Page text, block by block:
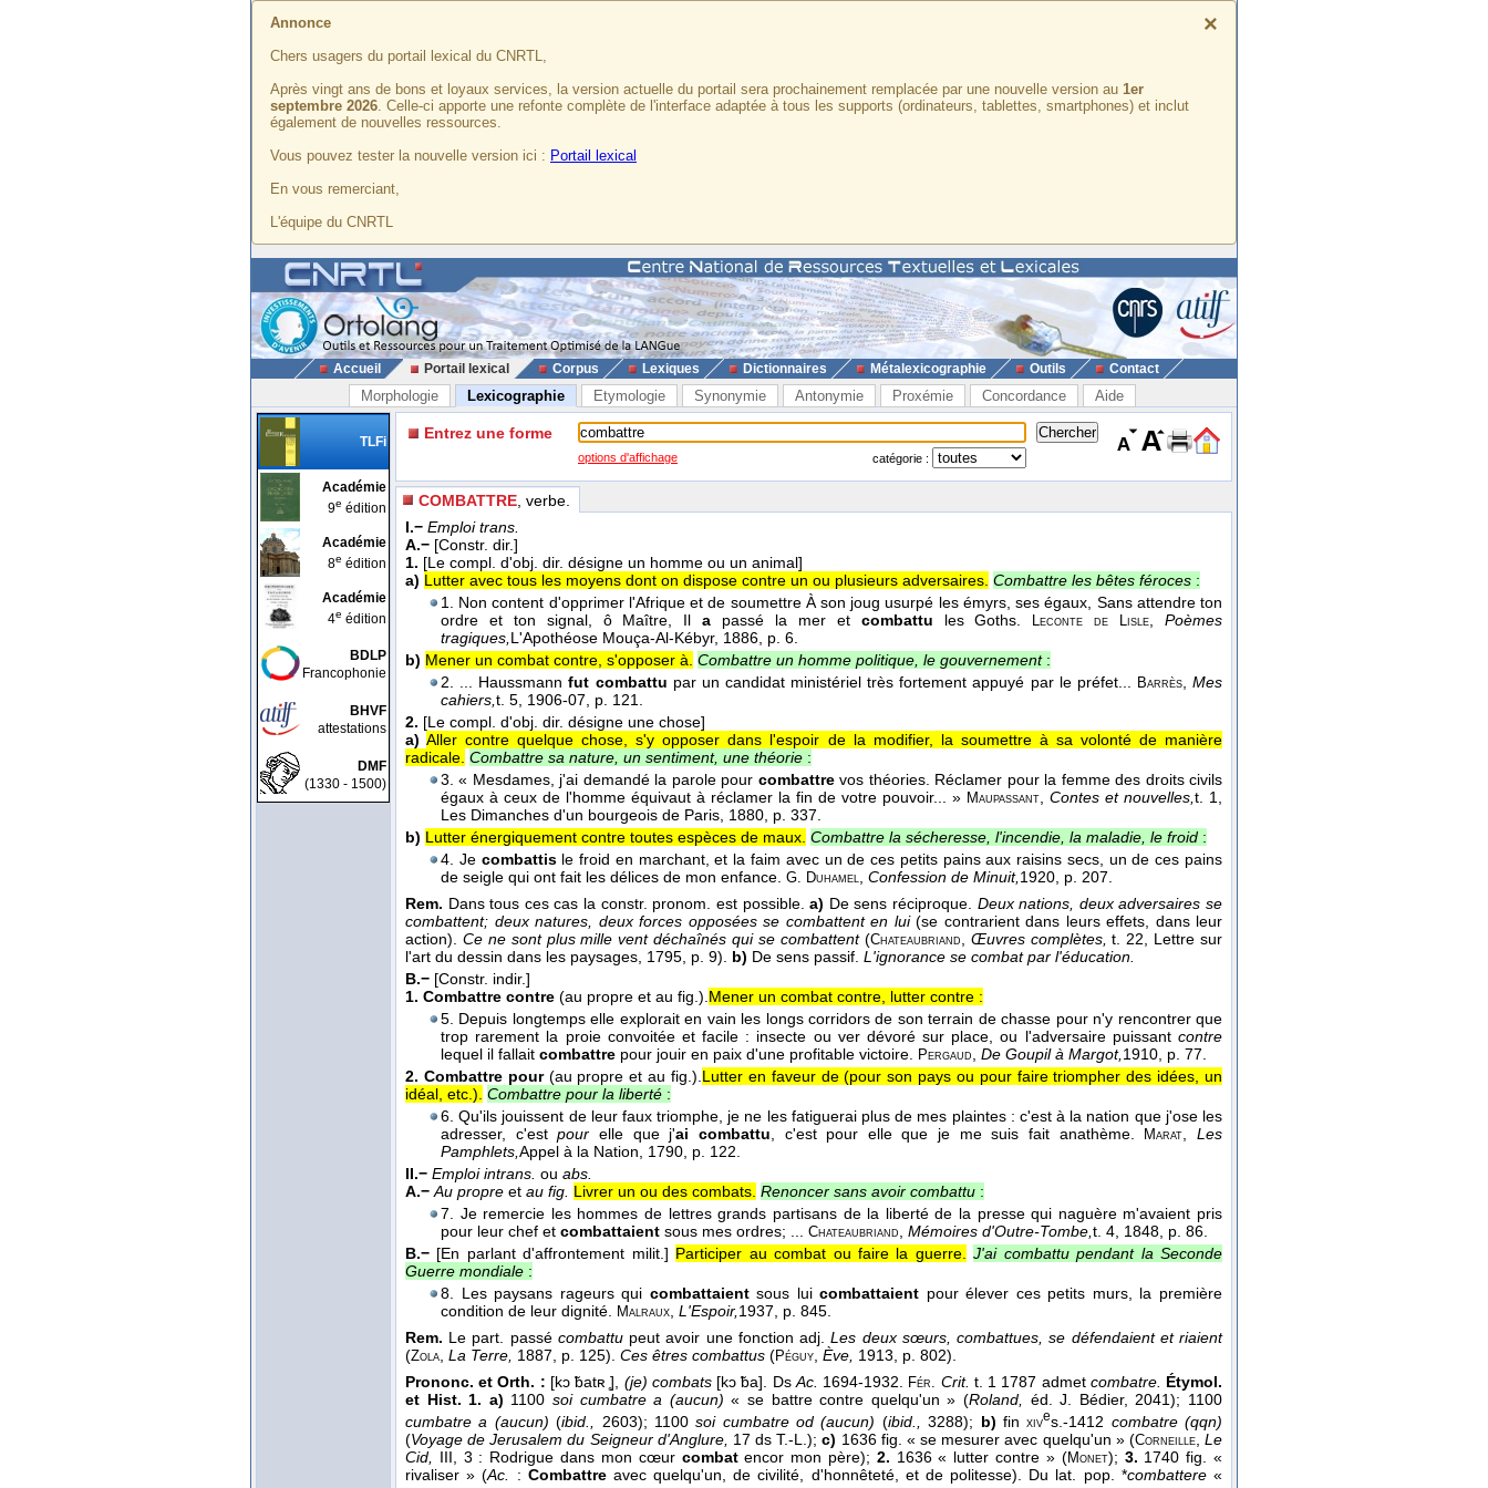
×
Annonce
Chers usagers du portail lexical du CNRTL,
Après vingt ans de bons et loyaux services, la version actuelle du portail sera prochainement remplacée par une nouvelle version au 1er
septembre 2026. Celle-ci apporte une refonte complète de l'interface adaptée à tous les supports (ordinateurs, tablettes, smartphones) et inclut
également de nouvelles ressources.
Vous pouvez tester la nouvelle version ici : Portail lexical
En vous remerciant,
L'équipe du CNRTL
Accueil Portail lexical Corpus Lexiques Dictionnaires Métalexicographie Outils Contact
Morphologie Lexicographie Etymologie Synonymie Antonymie Proxémie Concordance Aide
TLFi
Académie
9e édition
Académie
8e édition
Académie
4e édition
BDLP
Francophonie
BHVF
attestations
DMF
(1330 - 1500)
Entrez une forme
options d'affichage catégorie :
COMBATTRE , verbe.
I.− Emploi trans.
A.− [Constr. dir.]
1. [Le compl. d'obj. dir. désigne un homme ou un animal]
a) Lutter avec tous les moyens dont on dispose contre un ou plusieurs adversaires. Combattre les bêtes féroces :
1. Non content d'opprimer l'Afrique et de soumettre À son joug usurpé les émyrs, ses égaux, Sans attendre ton
ordre et ton signal, ô Maître, Ila passé la mer et combattu les Goths. Leconte de Lisle,Poèmes
tragiques,L'Apothéose Mouça-Al-Kébyr, 1886, p. 6.
b) Mener un combat contre, s'opposer à. Combattre un homme politique, le gouvernement:
2. ... Haussmannfut combattu par un candidat ministériel très fortement appuyé par le préfet... Barrès, Mes
cahiers,t. 5, 1906-07, p. 121.
2. [Le compl. d'obj. dir. désigne une chose]
a) Aller contre quelque chose, s'y opposer dans l'espoir de la modifier, la soumettre à sa volonté de manière
radicale. Combattre sa nature, un sentiment, une théorie :
3. « Mesdames, j'ai demandé la parole pour combattrevos théories. Réclamer pour la femme des droits civils
égaux à ceux de l'homme équivaut à réclamer la fin de votre pouvoir... » Maupassant, Contes et nouvelles,t. 1,
Les Dimanches d'un bourgeois de Paris, 1880, p. 337.
b) Lutter énergiquement contre toutes espèces de maux. Combattre la sécheresse, l'incendie, la maladie, le froid :
4. Je combattisle froid en marchant, et la faim avec un de ces petits pains aux raisins secs, un de ces pains
de seigle qui ont fait les délices de mon enfance. G. Duhamel, Confession de Minuit,1920, p. 207.
Rem. Dans tous ces cas la constr. pronom. est possible.a) De sens réciproque. Deux nations, deux adversaires se
combattent; deux natures, deux forces opposées se combattent en lui(se contrarient dans leurs effets, dans leur
action). Ce ne sont plus mille vent déchaînés qui se combattent(Chateaubriand, Œuvres complètes, t. 22, Lettre sur
l'art du dessin dans les paysages, 1795, p. 9). b) De sens passif. L'ignorance se combat par l'éducation.
B.− [Constr. indir.]
1. Combattre contre (au propre et au fig.).Mener un combat contre, lutter contre :
5. Depuis longtemps elle explorait en vain les longs corridors de son terrain de chasse pour n'y rencontrer que
trop rarement la proie convoitée et facile : insecte ou ver dévoré sur place, ou l'adversaire puissant contre
lequel il fallait combattre pour jouir en paix d'une profitable victoire. Pergaud, De Goupil à Margot,1910, p. 77.
2. Combattre pour(au propre et au fig.).Lutter en faveur de (pour son pays ou pour faire triompher des idées, un
idéal, etc.). Combattre pour la liberté :
6. Qu'ils jouissent de leur faux triomphe, je ne les fatiguerai plus de mes plaintes : c'est à la nation que j'ose les
adresser, c'estpour elle que j'ai combattu, c'est pour elle que je me suis fait anathème. Marat,Les
Pamphlets,Appel à la Nation, 1790, p. 122.
II.− Emploi intrans. ou abs.
A.− Au propre et au fig. Livrer un ou des combats. Renoncer sans avoir combattu :
7. Je remercie les hommes de lettres grands partisans de la liberté de la presse qui naguère m'avaient pris
pour leur chef et combattaient sous mes ordres; ... Chateaubriand, Mémoires d'Outre-Tombe,t. 4, 1848, p. 86.
B.− [En parlant d'affrontement milit.] Participer au combat ou faire la guerre. J'ai combattu pendant la Seconde
Guerre mondiale :
8. Les paysans rageurs qui combattaientsous luicombattaient pour élever ces petits murs, la première
condition de leur dignité. Malraux, L'Espoir,1937, p. 845.
Rem. Le part. passé combattupeut avoir une fonction adj.Les deux sœurs, combattues, se défendaient et riaient
(Zola, La Terre, 1887, p. 125). Ces êtres combattus (Péguy, Ève, 1913, p. 802).
Prononc. et Orth. : [kɔ ̃batʀ ̥], (je) combats[kɔ ̃ba]. DsAc. 1694-1932. Fér. Crit. t. 1 1787 admet combatre. Étymol.
et Hist. 1. a) 1100soi cumbatre a (aucun) « se battre contre quelqu'un » (Roland, éd. J. Bédier, 2041); 1100
cumbatre a (aucun)(ibid., 2603); 1100soi cumbatre od (aucun) (ibid., 3288); b) finxives.-1412 combatre (qqn)
(Voyage de Jerusalem du Seigneur d'Anglure, 17 ds T.-L.);c) 1636 fig. « se mesurer avec quelqu'un » (Corneille,Le
Cid,
III, 3 : Rodrigue dans mon cœur combatencor mon père); 2. 1636 « lutter contre » (Monet); 3. 1740 fig. «
rivaliser » (Ac. : Combattreavec quelqu'un, de civilité, d'honnêteté, et de politesse). Du lat. pop. *combattere«